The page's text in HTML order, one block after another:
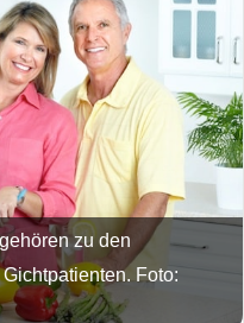
zu den
Foto: